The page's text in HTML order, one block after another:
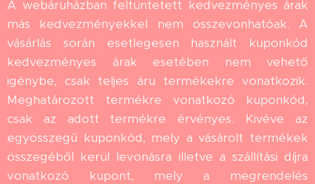
A webáruházban feltüntetett kedvezményes árak
más kedvezményekkel nem összevonhatóak. A
vásárlás során esetlegesen használt kuponkód
kedvezményes árak esetében nem vehető
igénybe, csak teljes áru termékekre vonatkozik.
Meghatározott termékre vonatkozó kuponkód,
csak az adott termékre érvényes. Kivéve az
egyösszegű kuponkód, mely a vásárolt termékek
összegéből kerül levonásra illetve a szállítási díjra
vonatkozó kupont, mely a megrendelés